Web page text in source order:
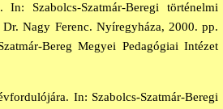
Szabolcs-Szatmár-Beregi történelmi
Nagy Ferenc. Nyíregyháza, 2000. pp.
Bereg Megyei Pedagógiai Intézet
In: Szabolcs-Szatmár-Beregi